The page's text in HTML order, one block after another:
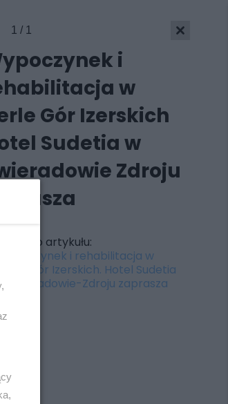
1 / 1
i
w
Gór Izerskich
Sudetia w
Zdroju
Wróć do artykułu:
Wypoczynek i rehabilitacja w
perle Gór Izerskich. Hotel Sudetia
Świeradowie-Zdroju zaprasza